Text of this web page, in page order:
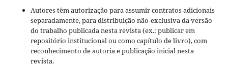
Autores têm autorização para assumir contratos adicionais
separadamente, para distribuição não-exclusiva da versão
do trabalho publicada nesta revista (ex.: publicar em
repositório institucional ou como capítulo de livro), com
reconhecimento de autoria e publicação inicial nesta
revista.